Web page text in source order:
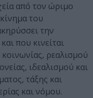
από τον ώριμο
του
την
που κινείται
ρεαλισμού
ιδεαλισμού και
τάξης και
και νόμου.